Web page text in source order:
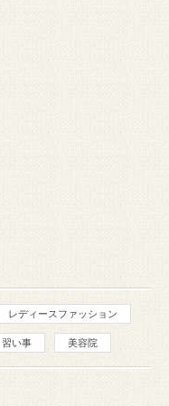
レディースファッション
習い事 美容院